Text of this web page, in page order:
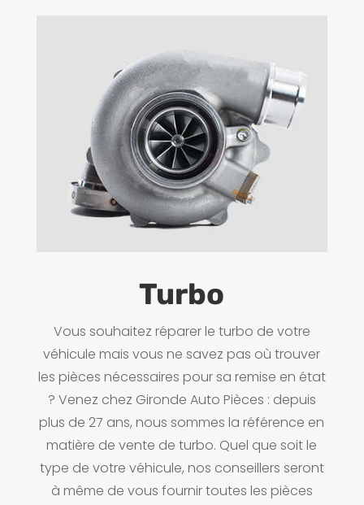
Turbo
Vous souhaitez réparer le turbo de votre
véhicule mais vous ne savez pas où trouver
les pièces nécessaires pour sa remise en état
? Venez chez Gironde Auto Pièces : depuis
plus de 27 ans, nous sommes la référence en
matière de vente de turbo. Quel que soit le
type de votre véhicule, nos conseillers seront
à même de vous fournir toutes les pièces